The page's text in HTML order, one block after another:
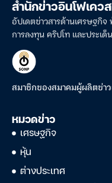
สำนักข่าวอินโฟเคว
อัปเดตข่าวสารด้านเศรษฐกิจ
การลงทุน คริปโท และประเด็
สมาชิกของสมาคมผู้ผลิตข่า
หมวดข่าว
เศรษฐกิจ
หุ้น
ต่างประเทศ